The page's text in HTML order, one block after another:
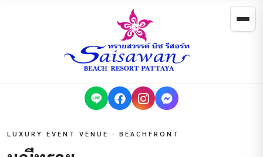
LUXURY EVENT VENUE · BEACHFRONT